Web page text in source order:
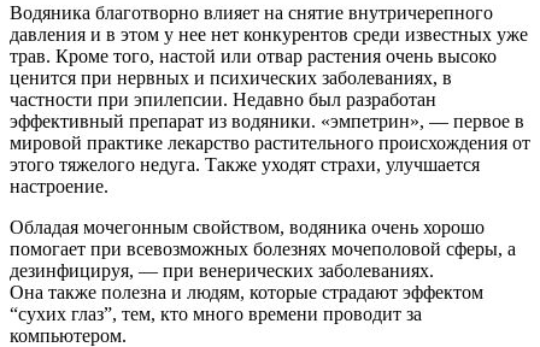
Водяника благотворно влияет на снятие внутричерепного
давления и в этом у нее нет конкурентов среди известных уже
трав. Кроме того, настой или отвар растения очень высоко
ценится при нервных и психических заболеваниях, в
частности при эпилепсии. Недавно был разработан
эффективный препарат из водяники. «эмпетрин», — первое в
мировой практике лекарство растительного происхождения от
этого тяжелого недуга. Также уходят страхи, улучшается
настроение.
Обладая мочегонным свойством, водяника очень хорошо
помогает при всевозможных болезнях мочеполовой сферы, а
дезинфицируя, — при венерических заболеваниях.
Она также полезна и людям, которые страдают эффектом
“сухих глаз”, тем, кто много времени проводит за
компьютером.